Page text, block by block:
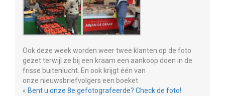
Ook deze week worden weer twee klanten op de foto
gezet terwijl ze bij een kraam een aankoop doen in de
frisse buitenlucht. En ook krijgt één van
onze nieuwsbriefvolgers een boeket.
« Bent u onze 8e gefotografeerde? Check de foto!